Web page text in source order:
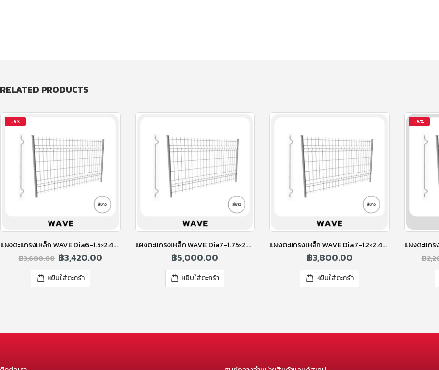
RELATED PRODUCTS
-5%
แผงตะแกรงเหล็ก WAVE Dia6-1.5×2.40m.WH ขาว
฿3,600.00 ฿3,420.00
หยิบใส่ตะกร้า
แผงตะแกรงเหล็ก WAVE Dia7-1.75×2.40m.WH ขาว
฿5,000.00
หยิบใส่ตะกร้า
แผงตะแกรงเหล็ก WAVE Dia7-1.2×2.40m.WH ขาว
฿3,800.00
หยิบใส่ตะกร้า
-5%
฿